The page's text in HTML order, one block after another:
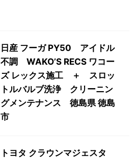
日産 フーガ PY50 アイドル
不調 WAKO’S RECS ワコー
ズ レックス施工 ＋ スロッ
トルバルブ洗浄 クリーニン
グメンテナンス 徳島県 徳島
市
トヨタ クラウンマジェスタ